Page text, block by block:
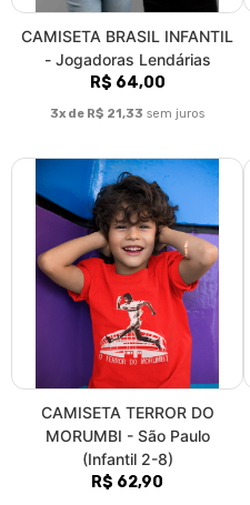
CAMISETA BRASIL INFANTIL
- Jogadoras Lendárias
R$ 64,00
3x de R$ 21,33 sem juros
CAMISETA TERROR DO
MORUMBI - São Paulo
(Infantil 2-8)
R$ 62,90